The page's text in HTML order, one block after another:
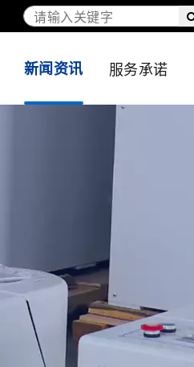
新闻资讯 服务承诺